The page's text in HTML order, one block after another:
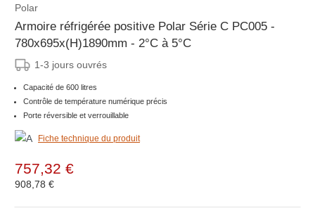
Polar
Armoire réfrigérée positive Polar Série C PC005 -
780x695x(H)1890mm - 2°C à 5°C
1-3 jours ouvrés
Capacité de 600 litres
Contrôle de température numérique précis
Porte réversible et verrouillable
Fiche technique du produit
757,32 €
908,78 €